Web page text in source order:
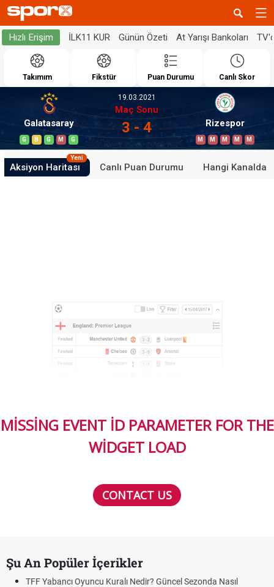
Hızlı Erişim İLK11 KUR Günün Özeti At Yarışı Bankoları
Takımım Fikstür Puan Durumu Canlı Skor
Galatasaray
G B G M G
19.03.2021
Maç Sonu
3 - 4 Rizespor
M M M M M
Aksiyon Haritası
Yeni
Canlı Puan Durumu Hangi Kanalda
MISSING EVENT ID PARAMETER FOR THE
WIDGET LOAD
CONTACT US
Şu An Popüler İçerikler
TFF Yabancı Oyuncu Kuralı Nedir? Güncel Sezonda Nasıl